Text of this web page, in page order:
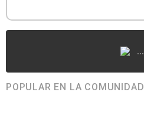
...
POPULAR EN LA COMUNIDAD